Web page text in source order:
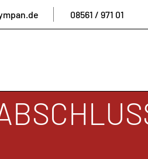
08561 / 971 01